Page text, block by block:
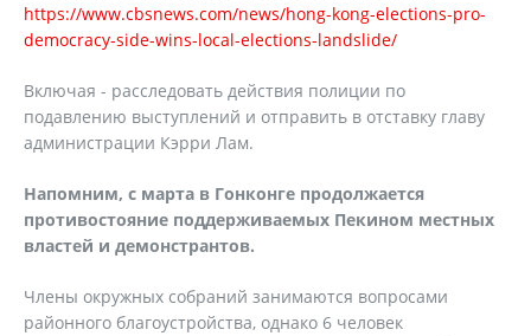
https://www.cbsnews.com/news/hong-kong-elections-pro-
democracy-side-wins-local-elections-landslide/
Включая - расследовать действия полиции по
подавлению выступлений и отправить в отставку главу
администрации Кэрри Лам.
Напомним, с марта в Гонконге продолжается
противостояние поддерживаемых Пекином местных
властей и демонстрантов.
Члены окружных собраний занимаются вопросами
районного благоустройства, однако 6 человек